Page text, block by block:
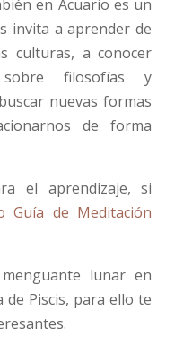
en Acuario es un
invita a aprender de
culturas, a conocer
sobre filosofías y
nuevas formas
de forma
el aprendizaje, si
Guía de Meditación
lunar en
Piscis, para ello te